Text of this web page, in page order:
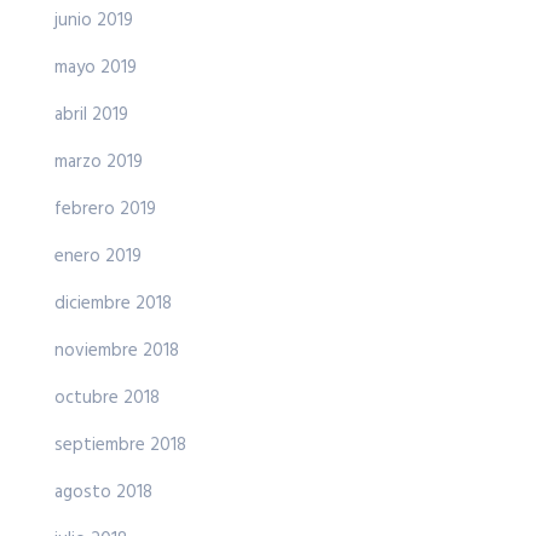
junio 2019
mayo 2019
abril 2019
marzo 2019
febrero 2019
enero 2019
diciembre 2018
noviembre 2018
octubre 2018
septiembre 2018
agosto 2018